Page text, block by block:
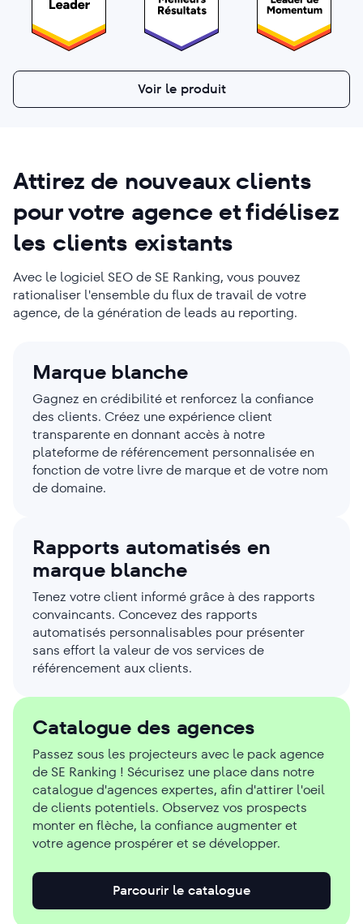
Voir le produit
Attirez de nouveaux clients
pour votre agence et fidélisez
les clients existants
Avec le logiciel SEO de SE Ranking, vous pouvez
rationaliser l'ensemble du flux de travail de votre
agence, de la génération de leads au reporting.
Marque blanche
Gagnez en crédibilité et renforcez la confiance
des clients. Créez une expérience client
transparente en donnant accès à notre
plateforme de référencement personnalisée en
fonction de votre livre de marque et de votre nom
de domaine.
Rapports automatisés en
marque blanche
Tenez votre client informé grâce à des rapports
convaincants. Concevez des rapports
automatisés personnalisables pour présenter
sans effort la valeur de vos services de
référencement aux clients.
Catalogue des agences
Passez sous les projecteurs avec le pack agence
de SE Ranking ! Sécurisez une place dans notre
catalogue d'agences expertes, afin d'attirer l'oeil
de clients potentiels. Observez vos prospects
monter en flèche, la confiance augmenter et
votre agence prospérer et se développer.
Parcourir le catalogue